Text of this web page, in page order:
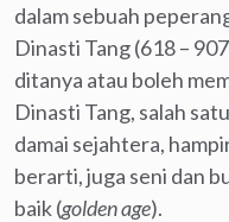
dalam sebuah
Dinasti Tang (618 –
ditanya atau boleh
Dinasti Tang, salah
damai sejahtera,
berarti, juga seni dan
baik (golden age).